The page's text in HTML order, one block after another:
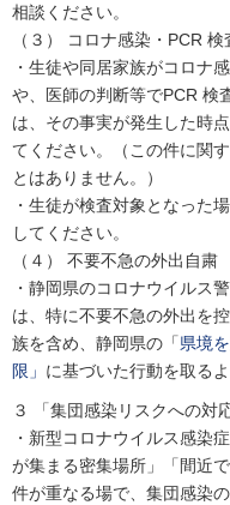
相談ください。
（３） コロナ感染・PCR
・生徒や同居家族がコロナ
や、医師の判断等でPCR 検
は、その事実が発生した時
てください。（この件に関
とはありません。）
・生徒が検査対象となった
してください。
（４） 不要不急の外出自粛
・静岡県のコロナウイルス
は、特に不要不急の外出を
族を含め、静岡県の「県境
限」 に基づいた行動を取る
３ 「集団感染リスクへの対
・新型コロナウイルス感染
が集まる密集場所」「間近
件が重なる場で、集団感染